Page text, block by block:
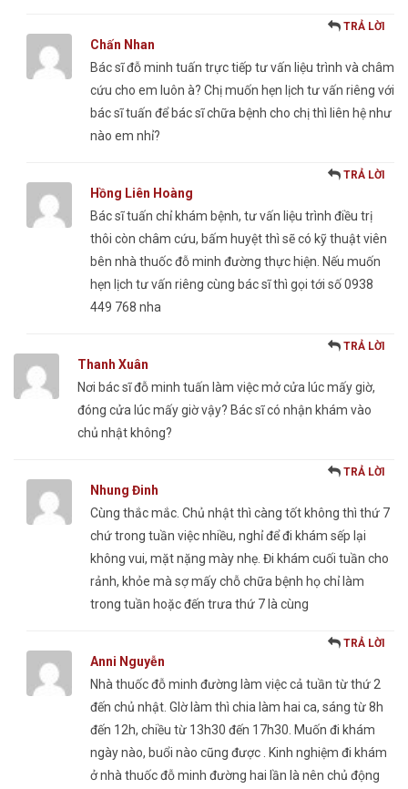
Chấn Nhan
TRẢ LỜI
Bác sĩ đỗ minh tuấn trực tiếp tư vấn liệu trình và châm
cứu cho em luôn à? Chị muốn hẹn lịch tư vấn riêng với
bác sĩ tuấn để bác sĩ chữa bệnh cho chị thì liên hệ như
nào em nhỉ?
Hồng Liên Hoàng
TRẢ LỜI
Bác sĩ tuấn chỉ khám bệnh, tư vấn liệu trình điều trị
thôi còn châm cứu, bấm huyệt thì sẽ có kỹ thuật viên
bên nhà thuốc đỗ minh đường thực hiện. Nếu muốn
hẹn lịch tư vấn riêng cùng bác sĩ thì gọi tới số 0938
449 768 nha
Thanh Xuân
TRẢ LỜI
Nơi bác sĩ đỗ minh tuấn làm việc mở cửa lúc mấy giờ,
đóng cửa lúc mấy giờ vậy? Bác sĩ có nhận khám vào
chủ nhật không?
Nhung Đinh
TRẢ LỜI
Cùng thắc mắc. Chủ nhật thì càng tốt không thì thứ 7
chứ trong tuần việc nhiều, nghỉ để đi khám sếp lại
không vui, mặt nặng mày nhẹ. Đi khám cuối tuần cho
rảnh, khỏe mà sợ mấy chỗ chữa bệnh họ chỉ làm
trong tuần hoặc đến trưa thứ 7 là cùng
Anni Nguyễn
TRẢ LỜI
Nhà thuốc đỗ minh đường làm việc cả tuần từ thứ 2
đến chủ nhật. GIờ làm thì chia làm hai ca, sáng từ 8h
đến 12h, chiều từ 13h30 đến 17h30. Muốn đi khám
ngày nào, buổi nào cũng được . Kinh nghiệm đi khám
ở nhà thuốc đỗ minh đường hai lần là nên chủ động